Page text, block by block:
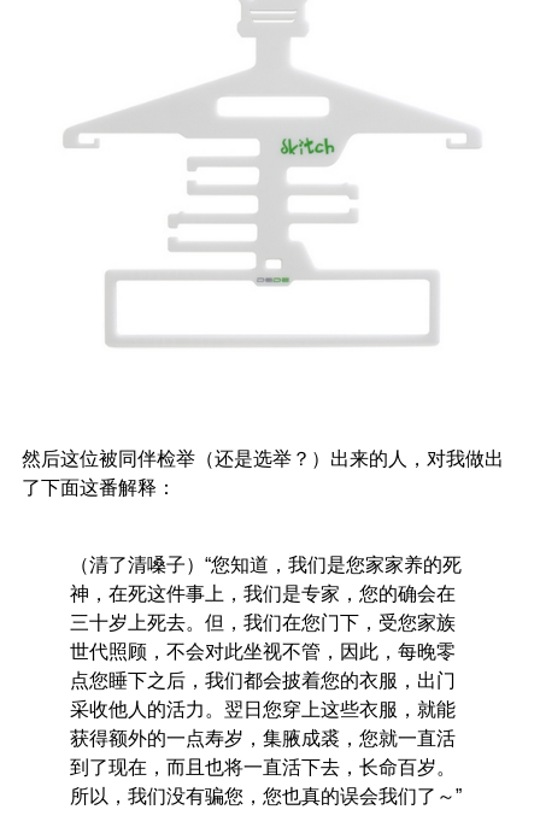
然后这位被同伴检举（还是选举？）出来的人，对我做出
了下面这番解释：
（清了清嗓子）“您知道，我们是您家家养的死
神，在死这件事上，我们是专家，您的确会在
三十岁上死去。但，我们在您门下，受您家族
世代照顾，不会对此坐视不管，因此，每晚零
点您睡下之后，我们都会披着您的衣服，出门
采收他人的活力。翌日您穿上这些衣服，就能
获得额外的一点寿岁，集腋成裘，您就一直活
到了现在，而且也将一直活下去，长命百岁。
所以，我们没有骗您，您也真的误会我们了～”